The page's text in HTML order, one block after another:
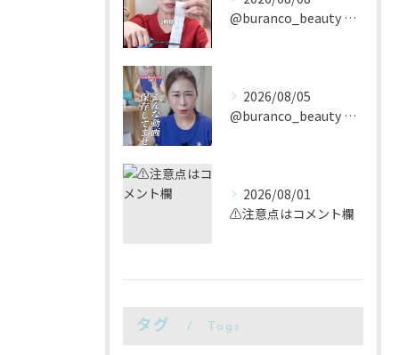
@buranco_beauty 歴12年の知見と根本美容💆‍...
2026/08/05
@buranco_beauty 歴12年の知見と根本美容💆‍...
2026/08/01
⚠️注意点はコメント欄
タグ Tags